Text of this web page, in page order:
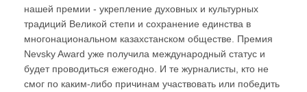
нашей премии - укрепление духовных и культурных
традиций Великой степи и сохранение единства в
многонациональном казахстанском обществе. Премия
Nevsky Award уже получила международный статус и
будет проводиться ежегодно. И те журналисты, кто не
смог по каким-либо причинам участвовать или победить